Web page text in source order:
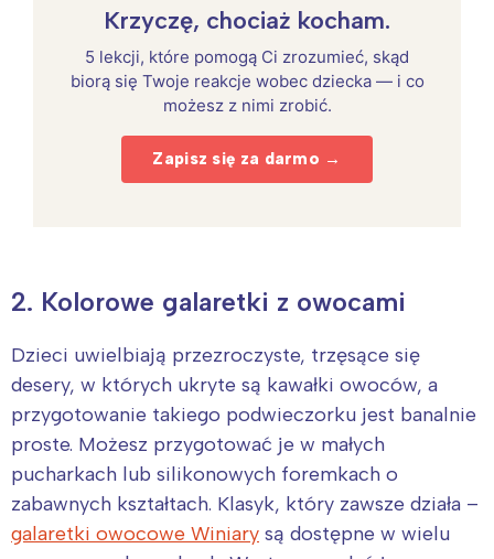
Krzyczę, chociaż kocham.
5 lekcji, które pomogą Ci zrozumieć, skąd
biorą się Twoje reakcje wobec dziecka — i co
możesz z nimi zrobić.
Zapisz się za darmo →
2. Kolorowe galaretki z owocami
Dzieci uwielbiają przezroczyste, trzęsące się
desery, w których ukryte są kawałki owoców, a
przygotowanie takiego podwieczorku jest banalnie
proste. Możesz przygotować je w małych
pucharkach lub silikonowych foremkach o
zabawnych kształtach. Klasyk, który zawsze działa –
galaretki owocowe Winiary są dostępne w wielu